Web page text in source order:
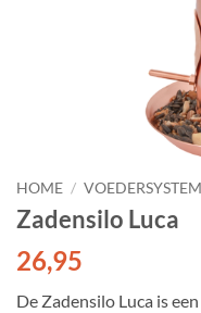
HOME /
Zadensilo Luca
26,95
De Zadensilo Luca is